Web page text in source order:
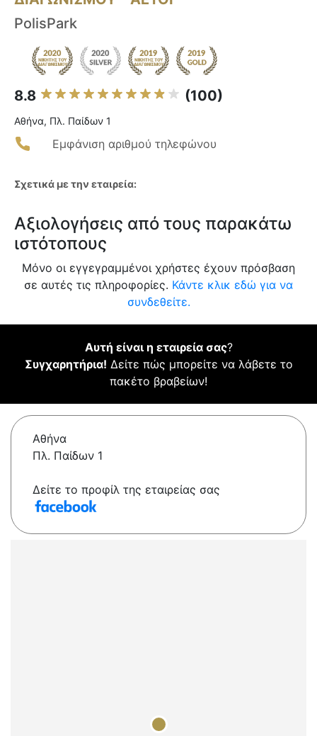
PolisPark
8.8 (100)
Αθήνα, Πλ. Παίδων 1
Εμφάνιση αριθμού τηλεφώνου
Σχετικά με την εταιρεία:
Αξιολογήσεις από τους παρακάτω
ιστότοπους
Μόνο οι εγγεγραμμένοι χρήστες έχουν πρόσβαση
σε αυτές τις πληροφορίες. Κάντε κλικ εδώ για να
συνδεθείτε.
Αυτή είναι η εταιρεία σας?
Συγχαρητήρια! Δείτε πώς μπορείτε να λάβετε το
πακέτο βραβείων!
Αθήνα
Πλ. Παίδων 1
Δείτε το προφίλ της εταιρείας σας